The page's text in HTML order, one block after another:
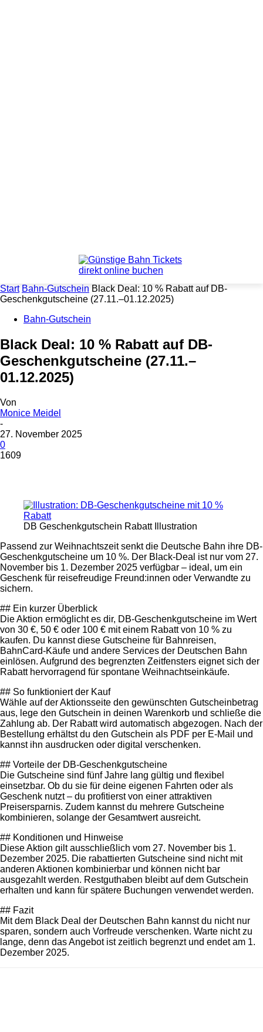
Start Bahn-Gutschein Black Deal: 10 % Rabatt auf DB-
Geschenkgutscheine (27.11.–01.12.2025)
Bahn-Gutschein
Black Deal: 10 % Rabatt auf DB-
Geschenkgutscheine (27.11.–
01.12.2025)
Von
Monice Meidel
-
27. November 2025
0
1609
DB Geschenkgutschein Rabatt Illustration
Passend zur Weihnachtszeit senkt die Deutsche Bahn ihre DB-
Geschenkgutscheine um 10 %. Der Black‑Deal ist nur vom 27.
November bis 1. Dezember 2025 verfügbar – ideal, um ein
Geschenk für reisefreudige Freund:innen oder Verwandte zu
sichern.
## Ein kurzer Überblick
Die Aktion ermöglicht es dir, DB‑Geschenkgutscheine im Wert
von 30 €, 50 € oder 100 € mit einem Rabatt von 10 % zu
kaufen. Du kannst diese Gutscheine für Bahnreisen,
BahnCard‑Käufe und andere Services der Deutschen Bahn
einlösen. Aufgrund des begrenzten Zeitfensters eignet sich der
Rabatt hervorragend für spontane Weihnachtseinkäufe.
## So funktioniert der Kauf
Wähle auf der Aktionsseite den gewünschten Gutscheinbetrag
aus, lege den Gutschein in deinen Warenkorb und schließe die
Zahlung ab. Der Rabatt wird automatisch abgezogen. Nach der
Bestellung erhältst du den Gutschein als PDF per E‑Mail und
kannst ihn ausdrucken oder digital verschenken.
## Vorteile der DB‑Geschenkgutscheine
Die Gutscheine sind fünf Jahre lang gültig und flexibel
einsetzbar. Ob du sie für deine eigenen Fahrten oder als
Geschenk nutzt – du profitierst von einer attraktiven
Preisersparnis. Zudem kannst du mehrere Gutscheine
kombinieren, solange der Gesamtwert ausreicht.
## Konditionen und Hinweise
Diese Aktion gilt ausschließlich vom 27. November bis 1.
Dezember 2025. Die rabattierten Gutscheine sind nicht mit
anderen Aktionen kombinierbar und können nicht bar
ausgezahlt werden. Restguthaben bleibt auf dem Gutschein
erhalten und kann für spätere Buchungen verwendet werden.
## Fazit
Mit dem Black Deal der Deutschen Bahn kannst du nicht nur
sparen, sondern auch Vorfreude verschenken. Warte nicht zu
lange, denn das Angebot ist zeitlich begrenzt und endet am 1.
Dezember 2025.